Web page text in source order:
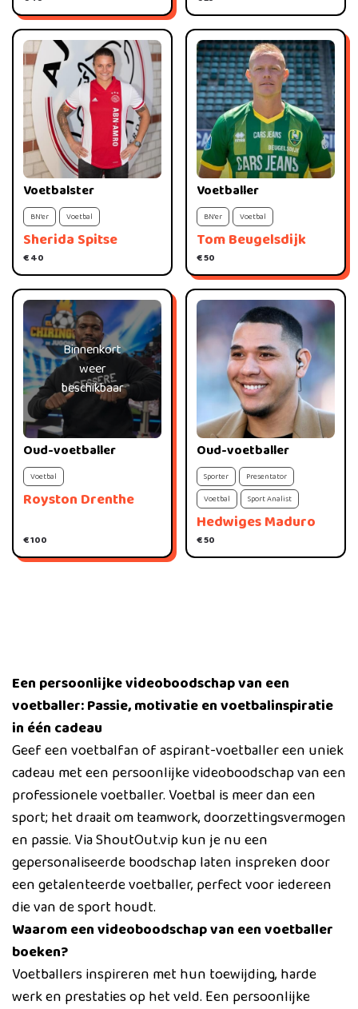
Sherida Spitse
Voetbalster
€ 40
BN'er Voetbal
Tom Beugelsdijk
Voetballer
€ 50
BN'er Voetbal
Binnenkort
weer
beschikbaar
Royston Drenthe
Oud-voetballer
€ 100
Voetbal
Hedwiges Maduro
Oud-voetballer
€ 50
Sporter
Presentator
Voetbal
Sport Analist
Een persoonlijke videoboodschap van een
voetballer: Passie, motivatie en voetbalinspiratie
in één cadeau
Geef een voetbalfan of aspirant-voetballer een uniek
cadeau met een persoonlijke videoboodschap van een
professionele voetballer. Voetbal is meer dan een
sport; het draait om teamwork, doorzettingsvermogen
en passie. Via ShoutOut.vip kun je nu een
gepersonaliseerde boodschap laten inspreken door
een getalenteerde voetballer, perfect voor iedereen
die van de sport houdt.
Waarom een videoboodschap van een voetballer
boeken?
Voetballers inspireren met hun toewijding, harde
werk en prestaties op het veld. Een persoonlijke